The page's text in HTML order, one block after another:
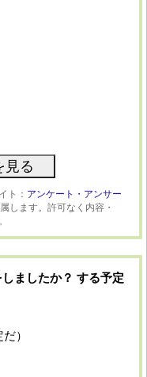
ト： アンケート・アンサー
します。許可なく内容・
ましたか？ する予定
）